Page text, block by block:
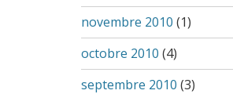
novembre 2010 (1)
octobre 2010 (4)
septembre 2010 (3)